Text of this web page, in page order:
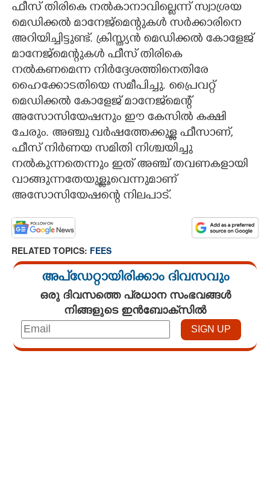
ഫീസ് തിരികെ നൽകാനാവില്ലെന്ന് സ്വാശ്രയ
മെഡിക്കൽ മാനേജ്മെന്റുകൾ സർക്കാരിനെ
അറിയിച്ചിട്ടുണ്ട്. ക്രിസ്ത്യൻ മെഡിക്കൽ കോളേജ്
മാനേജ്മെന്റുകൾ ഫീസ് തിരികെ
നൽകണമെന്ന നിർദ്ദേശത്തിനെതിരേ
ഹൈക്കോടതിയെ സമീപിച്ചു. പ്രൈവറ്റ്
മെഡിക്കൽ കോളേജ് മാനേജ്‌മെന്റ്
അസോസിയേഷനും ഈ കേസിൽ കക്ഷി
ചേരും. അഞ്ചു വർഷത്തേക്കുള്ള ഫീസാണ്,
ഫീസ് നിർണയ സമിതി നിശ്ചയിച്ചു
നൽകുന്നതെന്നും ഇത് അഞ്ച് തവണകളായി
വാങ്ങുന്നതേയുള്ളൂവെന്നുമാണ്
അസോസിയേഷന്റെ നിലപാട്.
RELATED TOPICS: FEES
അപ്ഡേറ്റായിരിക്കാം ദിവസവും
ഒരു ദിവസത്തെ പ്രധാന സംഭവങ്ങൾ
നിങ്ങളുടെ ഇൻബോക്സിൽ